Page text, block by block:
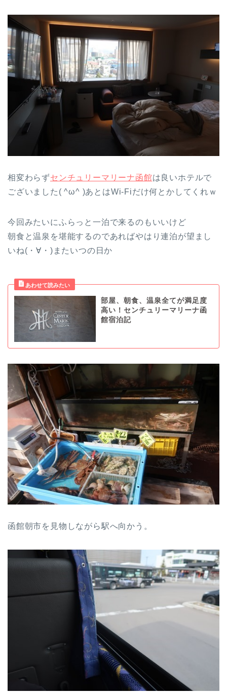
相変わらずセンチュリーマリーナ函館は良いホテルで
ございました( ^ω^ )あとはWi-Fiだけ何とかしてくれｗ
今回みたいにふらっと一泊で来るのもいいけど
朝食と温泉を堪能するのであればやはり連泊が望まし
いね(・∀・)またいつの日か
部屋、朝食、温泉全てが満足度
高い！センチュリーマリーナ函
館宿泊記
函館朝市を見物しながら駅へ向かう。